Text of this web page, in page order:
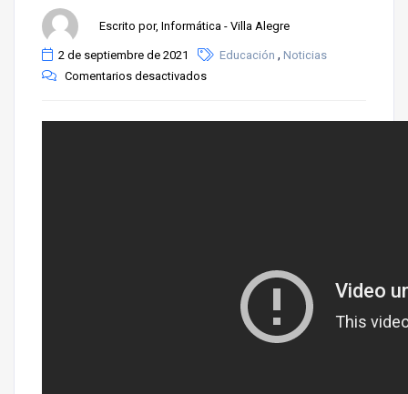
Escrito por, Informática - Villa Alegre
2 de septiembre de 2021 Educación , Noticias
Comentarios desactivados